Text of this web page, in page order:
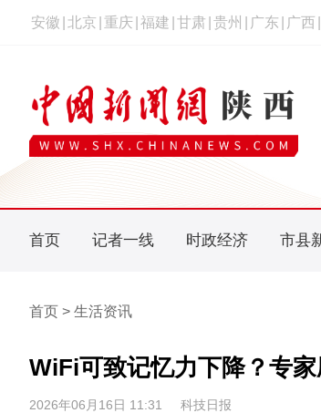
安徽 北京 重庆 福建 甘肃 贵州 广东 广西
首页 记者一线 时政经济 市县
首页 > 生活资讯
WiFi可致记忆力下降？专
2026年06月16日 11:31 科技日报